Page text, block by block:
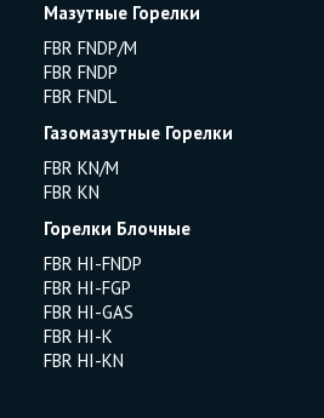
Мазутные Горелки
FBR FNDP/M
FBR FNDP
FBR FNDL
Газомазутные Горелки
FBR KN/M
FBR KN
Горелки Блочные
FBR HI-FNDP
FBR HI-FGP
FBR HI-GAS
FBR HI-K
FBR HI-KN